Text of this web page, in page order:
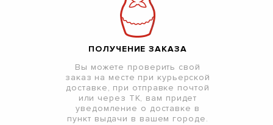
ПОЛУЧЕНИЕ ЗАКАЗА
Вы можете проверить свой
заказ на месте при курьерской
доставке, при отправке почтой
или через ТК, вам придет
уведомление о доставке в
пункт выдачи в вашем городе.